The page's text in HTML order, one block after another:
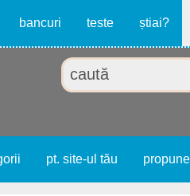
bancuri teste știai?
pt. site-ul tău propune